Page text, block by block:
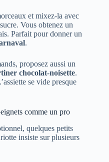
et mixez-la avec
Vous obtenez un
Parfait pour donner un
.
proposez aussi un
chocolat-noisette.
se vide presque
comme un pro
quelques petits
insiste sur plusieurs